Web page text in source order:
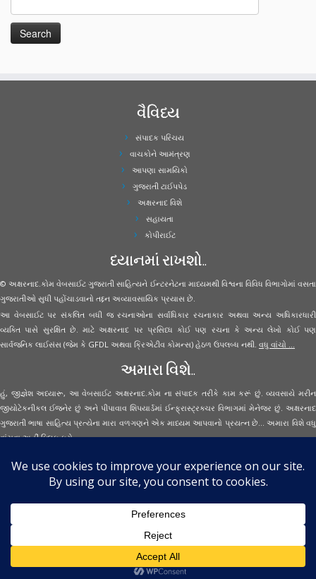
વૈવિધ્ય
સંપાદક પરિચય
વાચકોને આમંત્રણ
આપણા સામયિકો
ગુજરાતી ટાઈપપેડ
અક્ષરનાદ વિશે
સહાયતા
કોપીરાઈટ
ધ્યાનમાં રાખશો..
© અક્ષરનાદ.કોમ વેબસાઈટ ગુજરાતી સાહિત્યને ઈન્ટરનેટના માધ્યમથી વિશ્વના વિવિધ વિભાગોમાં વસતા
ગુજરાતીઓ સુધી પહોંચાડવાનો તદ્દન અવ્યાવસાયિક પ્રયાસ છે.
આ વેબસાઈટ પર સંકલિત બધી જ રચનાઓના સર્વાધિકાર રચનાકાર અથવા અન્ય અધિકારધારી
વ્યક્તિ પાસે સુરક્ષિત છે. માટે અક્ષરનાદ પર પ્રસિધ્ધ કોઈ પણ રચના કે અન્ય લેખો કોઈ પણ
સાર્વજનિક લાઈસંસ (જેમ કે GFDL અથવા ક્રિએટીવ કોમન્સ) હેઠળ ઉપલબ્ધ નથી. વધુ વાંચો ...
અમારા વિશે..
હું, જીજ્ઞેશ અધ્યારૂ, આ વેબસાઈટ અક્ષરનાદ.કોમ ના સંપાદક તરીકે કામ કરૂં છું. વ્યવસાયે મરીન
જીયોટેકનીકલ ઈજનેર છું અને પીપાવાવ શિપયાર્ડમાં ઈન્ફ્રાસ્ટ્રક્ચર વિભાગમાં મેનેજર છું. અક્ષરનાદ
ગુજરાતી ભાષા સાહિત્ય પ્રત્યેના મારા વળગણને એક માધ્યમ આપવાનો પ્રયત્ન છે... અમારા વિશે વધુ
વાંચવાઅહીં ક્લિક કરો...
Secured Site Assurance
Aksharnaad.com
By Jignesh Adhyaru ·
· All Rights Reserved ·